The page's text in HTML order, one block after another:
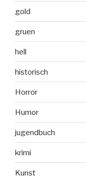
gold
gruen
hell
historisch
Horror
Humor
jugendbuch
krimi
Kunst